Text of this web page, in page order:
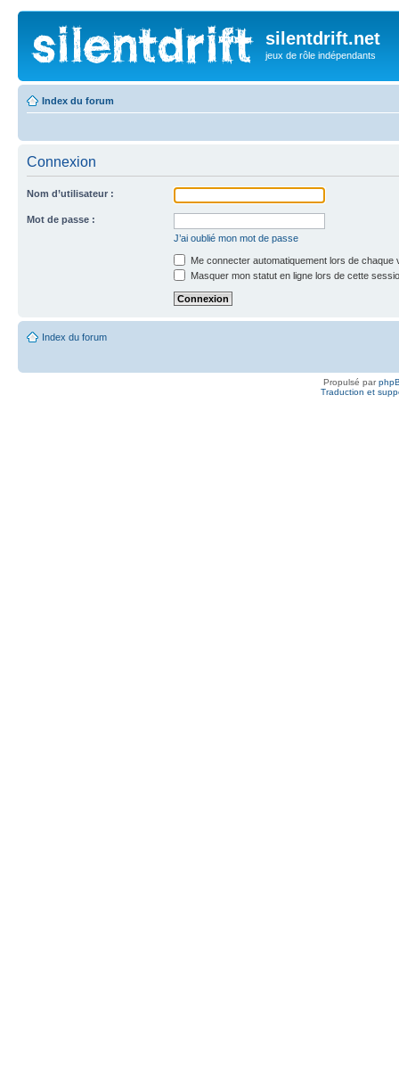
silentdrift.net
jeux de rôle indépendants
Index du forum
Connexion
Nom d’utilisateur :
Mot de passe :
J’ai oublié mon mot de passe
Me connecter automatiquement lors de chaque
Masquer mon statut en ligne lors de cette
Index du forum
Propulsé par
Traduction et